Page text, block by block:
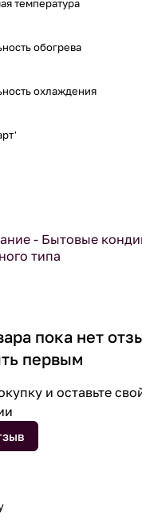
температура
обогрева
охлаждения
- Бытовые
типа
пока нет
первым
и оставьте